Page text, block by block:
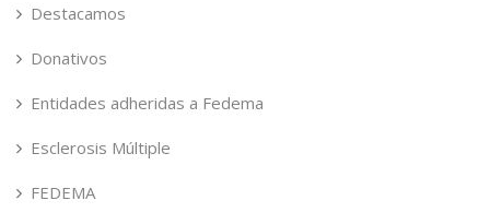
Destacamos
Donativos
Entidades adheridas a Fedema
Esclerosis Múltiple
FEDEMA